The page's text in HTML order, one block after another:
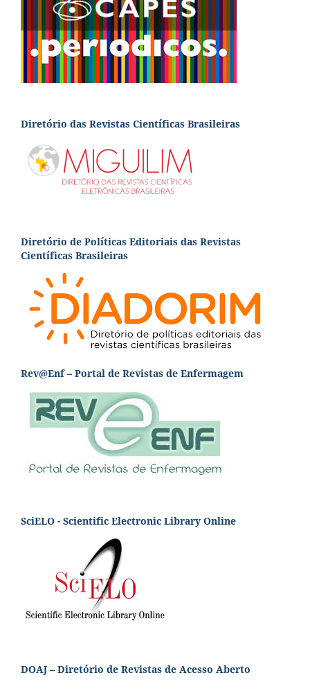
Diretório das Revistas Científicas Brasileiras
Diretório de Políticas Editoriais das Revistas
Científicas Brasileiras
Rev@Enf – Portal de Revistas de Enfermagem
SciELO - Scientific Electronic Library Online
DOAJ – Diretório de Revistas de Acesso Aberto